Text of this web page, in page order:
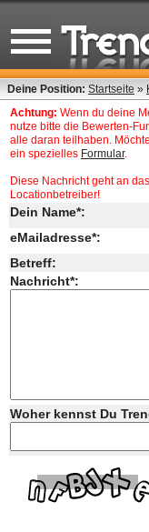
Deine Position: Startseite »
Achtung: Wenn du deine
nutze bitte die Bewerten-
alle daran teilhaben.
ein spezielles Formular.
Diese Nachricht geht an
Locationbetreiber!
Dein Name*:
eMailadresse*:
Betreff:
Nachricht*:
Woher kennst Du